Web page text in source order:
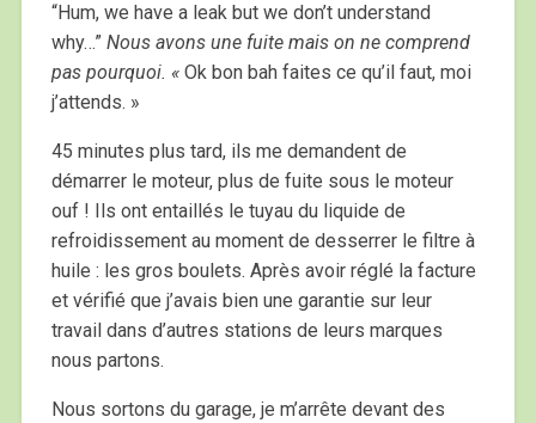
“Hum, we have a leak but we don’t understand
why…” Nous avons une fuite mais on ne comprend
pas pourquoi. « Ok bon bah faites ce qu’il faut, moi
j’attends. »
45 minutes plus tard, ils me demandent de
démarrer le moteur, plus de fuite sous le moteur
ouf ! Ils ont entaillés le tuyau du liquide de
refroidissement au moment de desserrer le filtre à
huile : les gros boulets. Après avoir réglé la facture
et vérifié que j’avais bien une garantie sur leur
travail dans d’autres stations de leurs marques
nous partons.
Nous sortons du garage, je m’arrête devant des